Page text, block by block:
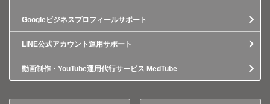
Googleビジネスプロフィールサポート
LINE公式アカウント運用サポート
動画制作・YouTube運用代行サービス MedTube